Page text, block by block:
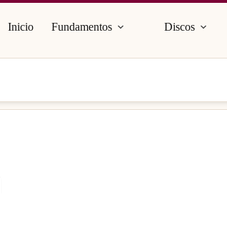
Inicio Fundamentos Discos